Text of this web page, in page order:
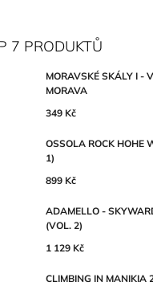
7 PRODUKTŮ
MORAVSKÉ SKÁLY I -
MORAVA
349 Kč
OSSOLA ROCK HOHE
1)
899 Kč
ADAMELLO -
(VOL. 2)
1 129 Kč
CLIMBING IN MANIKIA